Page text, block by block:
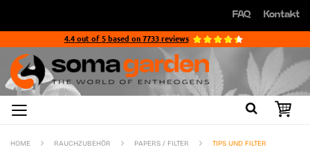
Inhalt
FAQ Kontakt
zum
Inhalt
4.4out of 5based on 7733reviews
HOME RAUCHZUBEHÖR PAPERS / FILTER TIPS UND FILTER